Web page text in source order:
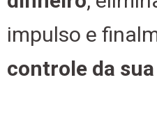
impulso e
controle da